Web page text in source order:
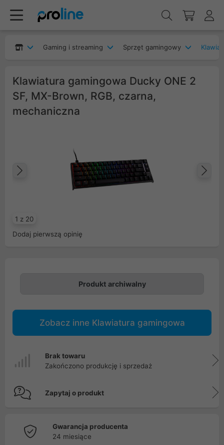
Gaming i streaming Sprzęt gamingowy
Klawiatura gamingowa Ducky ONE 2
SF, MX-Brown, RGB, czarna,
mechaniczna
1 z 20
Poprzedni
Dodaj pierwszą opinię
Produkt archiwalny
Zobacz inne Klawiatura gamingowa
Brak towaru
Zakończono produkcję i sprzedaż
Zapytaj o produkt
Gwarancja producenta
24 miesiące